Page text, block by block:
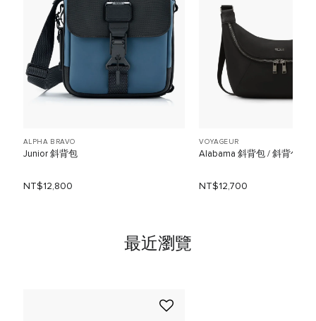
ALPHA BRAVO
Junior 斜背包
NT$12,800
VOYAGEUR
Alabama 斜背包 / 斜背包
NT$12,700
最近瀏覽